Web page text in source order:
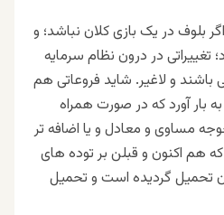
بلوف در یک بازی کلان نباشد؛ و
در درون نظام سرمایه
باشند و لاغیر. شاید فروعاتی هم
بار آورد که در صورت همراه
مساوی و معادل و یا اضافه تر
هم اکنون و قبلن بر توده های
تحمیل گردیده است و تحمیل